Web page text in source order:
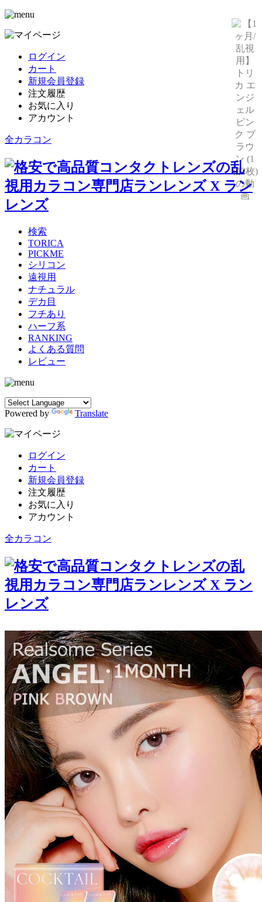
ログイン
カート
新規会員登録
注文履歴
お気に入り
アカウント
全カラコン
検索
TORICA
PICKME
シリコン
遠視用
ナチュラル
デカ目
フチあり
ハーフ系
RANKING
よくある質問
レビュー
Powered by Translate
ログイン
カート
新規会員登録
注文履歴
お気に入り
アカウント
全カラコン